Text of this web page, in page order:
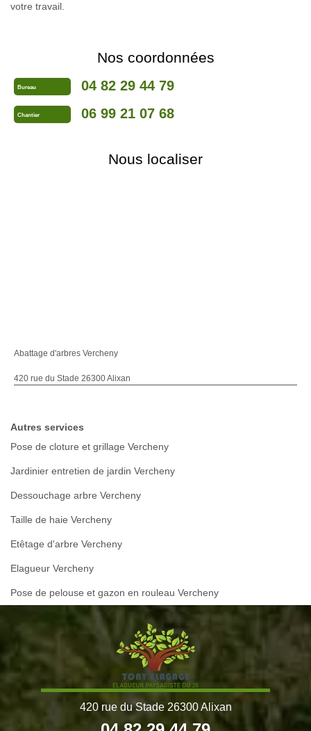
votre travail.
Nos coordonnées
Bureau 04 82 29 44 79
Chantier 06 99 21 07 68
Nous localiser
Abattage d'arbres Vercheny
420 rue du Stade 26300 Alixan
Autres services
Pose de cloture et grillage Vercheny
Jardinier entretien de jardin Vercheny
Dessouchage arbre Vercheny
Taille de haie Vercheny
Etêtage d'arbre Vercheny
Elagueur Vercheny
Pose de pelouse et gazon en rouleau Vercheny
420 rue du Stade 26300 Alixan